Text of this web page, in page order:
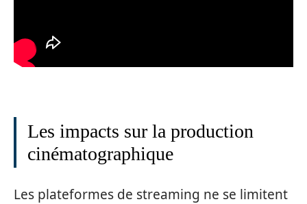
Les impacts sur la production
cinématographique
Les plateformes de streaming ne se limitent